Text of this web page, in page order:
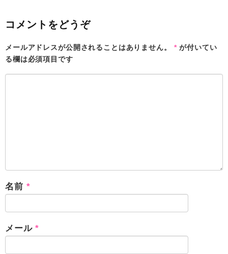
コメントをどうぞ
メールアドレスが公開されることはありません。 *が付いてい
る欄は必須項目です
名前 *
メール*